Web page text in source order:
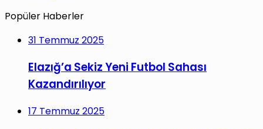
Popüler Haberler
31 Temmuz 2025
Elazığ’a Sekiz Yeni Futbol Sahası
Kazandırılıyor
17 Temmuz 2025